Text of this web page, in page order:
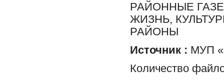
РАЙОННЫЕ
ЖИЗНЬ,
РАЙОНЫ
Источник : МУП
Количество